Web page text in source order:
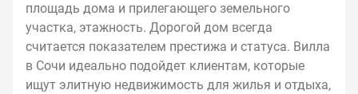
площадь дома и прилегающего земельного
участка, этажность. Дорогой дом всегда
считается показателем престижа и статуса. Вилла
в Сочи идеально подойдет клиентам, которые
ищут элитную недвижимость для жилья и отдыха,